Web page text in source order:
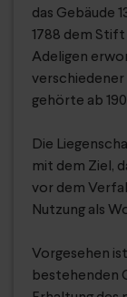
das Gebäude
1788 dem Stift
Adeligen
verschiedener
gehörte ab
Die
mit dem Ziel,
vor dem
Nutzung als
Vorgesehen
bestehenden